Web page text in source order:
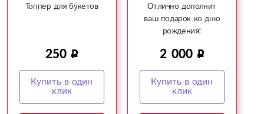
Топпер для букетов
250
Купить в один
клик
Отлично дополнит
ваш подарок ко дню
рождения!
2 000
Купить в один
клик